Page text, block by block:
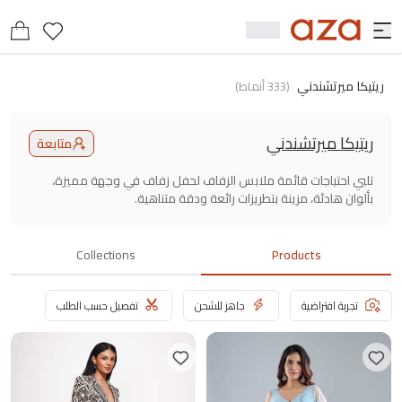
ريتيكا ميرتشندني (
333أنماط)
ريتيكا ميرتشندني
متابعة
تلبي احتياجات قائمة ملابس الزفاف لحفل زفاف في وجهة مميزة،
بألوان هادئة، مزينة بتطريزات رائعة ودقة متناهية.
Products
Collections
تجربة افتراضية جاهز للشحن تفصيل حسب الطلب